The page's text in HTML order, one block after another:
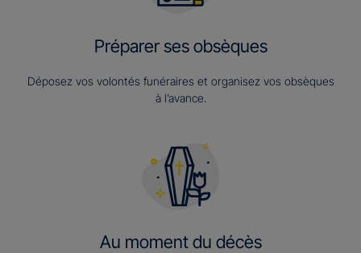
Préparer ses obsèques
Déposez vos volontés funéraires et organisez vos obsèques
à l’avance.
Au moment du décès